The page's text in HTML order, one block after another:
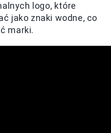
logo, które
jako znaki wodne, co
marki.